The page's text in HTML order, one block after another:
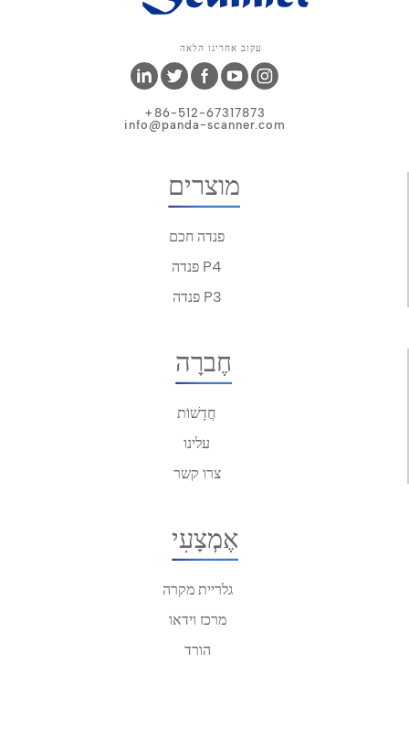
עקוב אחרינו הלאה
+86-512-67317873
info@panda-scanner.com
מוצרים
פנדה חכם
פנדה P4
פנדה P3
חֶברָה
חֲדָשׁוֹת
עלינו
צרו קשר
אֶמְצָעִי
גלריית מקרה
מרכז וידאו
הורד